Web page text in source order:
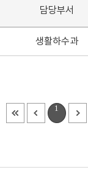
담당부서
생활하수과
1